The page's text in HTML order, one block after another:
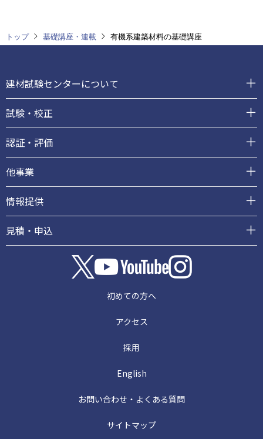
トップ 基礎講座・連載 有機系建築材料の基礎講座
ッ
タ
ー
建材試験センターについて
試験・校正
認証・評価
他事業
情報提供
見積・申込
初めての方へ
アクセス
採用
English
お問い合わせ・よくある質問
サイトマップ